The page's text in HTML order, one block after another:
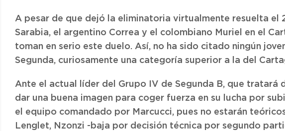
A pesar de que dejó la eliminatoria virtualmente resuelta el
Sarabia, el argentino Correa y el colombiano Muriel en el
toman en serio este duelo. Así, no ha sido citado ningún
Segunda, curiosamente una categoría superior a la del
Ante el actual líder del Grupo IV de Segunda B, que tratará
dar una buena imagen para coger fuerza en su lucha por
el equipo comandado por Marcucci, pues no estarán
Lenglet, Nzonzi -baja por decisión técnica por segundo